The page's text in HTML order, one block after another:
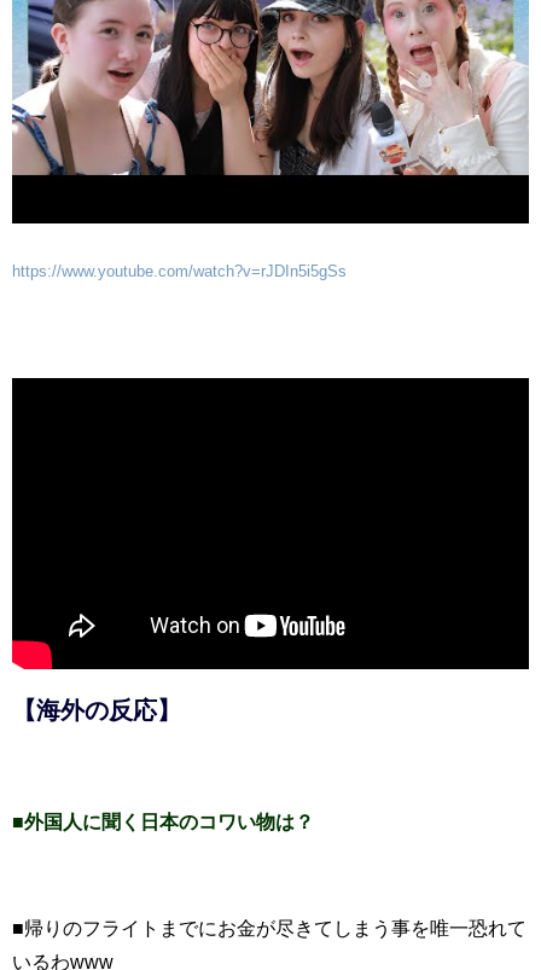
https://www.youtube.com/watch?v=rJDIn5i5gSs
【海外の反応】
■外国人に聞く日本のコワい物は？
■帰りのフライトまでにお金が尽きてしまう事を唯一恐れて
いるわwww